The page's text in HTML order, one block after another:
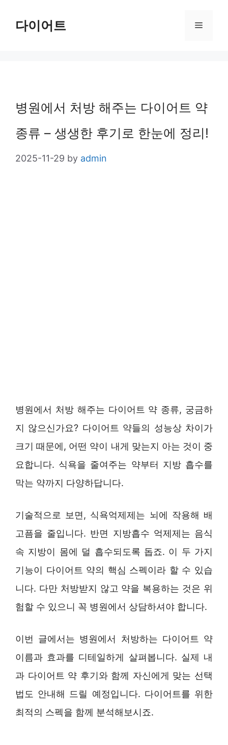
다이어트 Menu
병원에서 처방 해주는 다이어트 약
종류 – 생생한 후기로 한눈에 정리!
2025-11-29 by admin
병원에서 처방 해주는 다이어트 약 종류, 궁금하
지 않으신가요? 다이어트 약들의 성능상 차이가
크기 때문에, 어떤 약이 내게 맞는지 아는 것이 중
요합니다. 식욕을 줄여주는 약부터 지방 흡수를
막는 약까지 다양하답니다.
기술적으로 보면, 식욕억제제는 뇌에 작용해 배
고픔을 줄입니다. 반면 지방흡수 억제제는 음식
속 지방이 몸에 덜 흡수되도록 돕죠. 이 두 가지
기능이 다이어트 약의 핵심 스펙이라 할 수 있습
니다. 다만 처방받지 않고 약을 복용하는 것은 위
험할 수 있으니 꼭 병원에서 상담하셔야 합니다.
이번 글에서는 병원에서 처방하는 다이어트 약
이름과 효과를 디테일하게 살펴봅니다. 실제 내
과 다이어트 약 후기와 함께 자신에게 맞는 선택
법도 안내해 드릴 예정입니다. 다이어트를 위한
최적의 스펙을 함께 분석해보시죠.